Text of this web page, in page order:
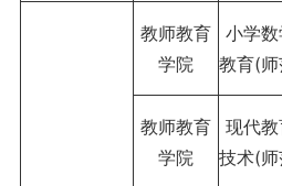
教师教育
学院
小学数
教育(师
教师教育
学院
现代
技术(师